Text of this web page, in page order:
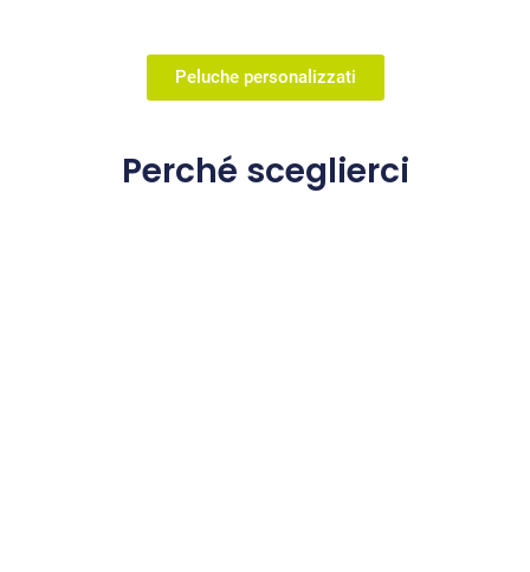
Peluche personalizzati
Perché sceglierci